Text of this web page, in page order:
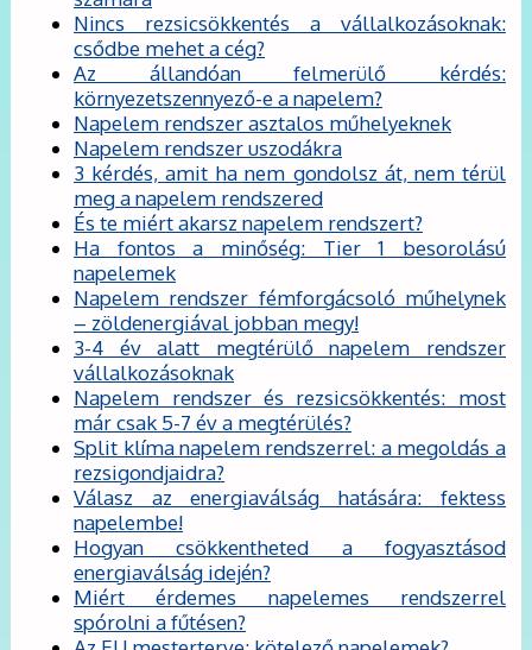
Nincs rezsicsökkentés a vállalkozásoknak:
csődbe mehet a cég?
Az állandóan felmerülő kérdés:
környezetszennyező-e a napelem?
Napelem rendszer asztalos műhelyeknek
Napelem rendszer uszodákra
3 kérdés, amit ha nem gondolsz át, nem térül
meg a napelem rendszered
És te miért akarsz napelem rendszert?
Ha fontos a minőség: Tier 1 besorolású
napelemek
Napelem rendszer fémforgácsoló műhelynek
– zöldenergiával jobban megy!
3-4 év alatt megtérülő napelem rendszer
vállalkozásoknak
Napelem rendszer és rezsicsökkentés: most
már csak 5-7 év a megtérülés?
Split klíma napelem rendszerrel: a megoldás a
rezsigondjaidra?
Válasz az energiaválság hatására: fektess
napelembe!
Hogyan csökkentheted a fogyasztásod
energiaválság idején?
Miért érdemes napelemes rendszerrel
spórolni a fűtésen?